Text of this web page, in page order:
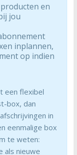
en
jou
inplannen,
op indien
een flexibel
box, dan
in
eenmalige box
te weten:
als nieuwe